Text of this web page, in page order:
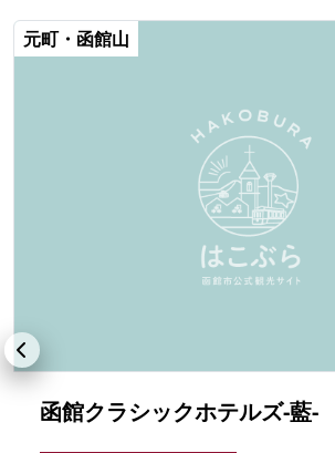
元町・函館山
函館クラシックホテルズ-藍-